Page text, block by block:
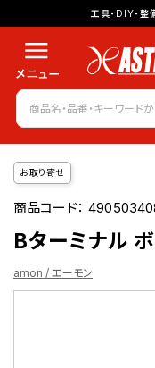
工具・DIY・整
お取り寄せ
商品コード：
Bターミナル
amon / エーモン